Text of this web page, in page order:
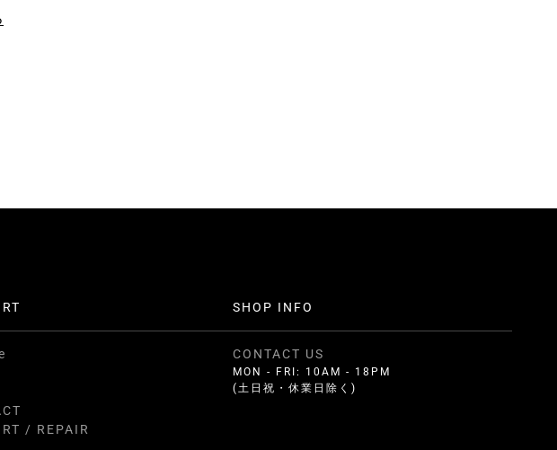
/ REPAIR
SHOP INFO
CONTACT US
MON - FRI: 10AM - 18PM
(土日祝・休業日除く)